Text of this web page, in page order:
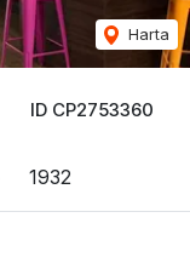
ID CP2753360
1932
Harta